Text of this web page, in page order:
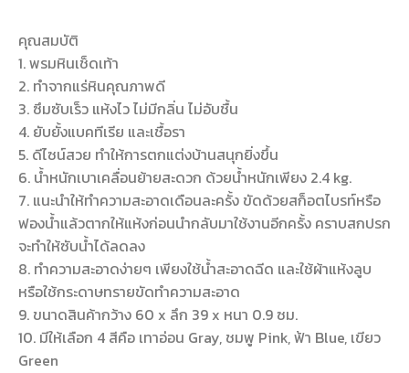
คุณสมบัติ
1. พรมหินเช็ดเท้า
2. ทำจากแร่หินคุณภาพดี
3. ซึมซับเร็ว แห้งไว ไม่มีกลิ่น ไม่อับชื้น
4. ยับยั้งแบคทีเรีย และเชื้อรา
5. ดีไซน์สวย ทำให้การตกแต่งบ้านสนุกยิ่งขึ้น
6. น้ำหนักเบาเคลื่อนย้ายสะดวก ด้วยน้ำหนักเพียง 2.4 kg.
7. แนะนำให้ทำความสะอาดเดือนละครั้ง ขัดด้วยสก็อตไบรท์หรือ
ฟองน้ำแล้วตากให้แห้งก่อนนำกลับมาใช้งานอีกครั้ง คราบสกปรก
จะทำให้ซับน้ำได้ลดลง
8. ทำความสะอาดง่ายๆ เพียงใช้น้ำสะอาดฉีด และใช้ผ้าแห้งลูบ
หรือใช้กระดาษทรายขัดทำความสะอาด
9. ขนาดสินค้ากว้าง 60 x ลึก 39 x หนา 0.9 ซม.
10. มีให้เลือก 4 สีคือ เทาอ่อน Gray, ชมพู Pink, ฟ้า Blue, เขียว
Green